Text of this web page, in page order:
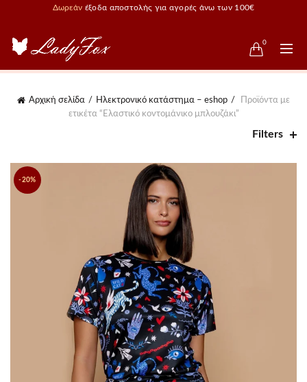
Δωρεάν έξοδα αποστολής για αγορές άνω των 100€
0
Αρχική σελίδα Ηλεκτρονικό κατάστημα – eshop
Προϊόντα με
ετικέτα “Ελαστικό κοντομάνικο μπλουζάκι”
Filters
-20%